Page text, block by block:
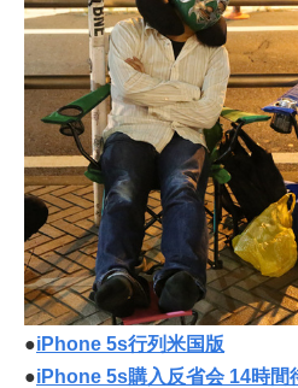
●iPhone 5s行列米国版
●iPhone 5s購入反省会 14時間